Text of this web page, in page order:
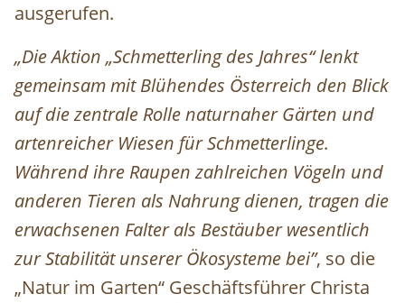
ausgerufen.
„Die Aktion „Schmetterling des Jahres“ lenkt
gemeinsam mit Blühendes Österreich den Blick
auf die zentrale Rolle naturnaher Gärten und
artenreicher Wiesen für Schmetterlinge.
Während ihre Raupen zahlreichen Vögeln und
anderen Tieren als Nahrung dienen, tragen die
erwachsenen Falter als Bestäuber wesentlich
zur Stabilität unserer Ökosysteme bei”, so die
„Natur im Garten“ Geschäftsführer Christa